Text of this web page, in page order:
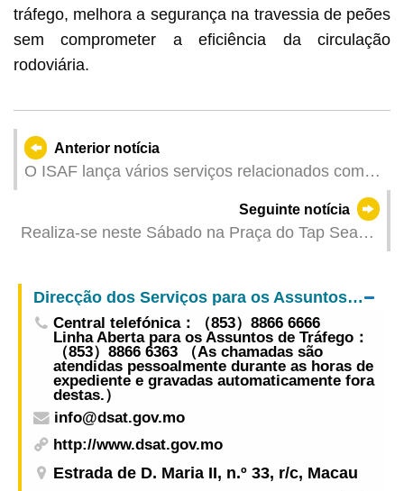
tráfego, melhora a segurança na travessia de peões
sem comprometer a eficiência da circulação
rodoviária.
Anterior notícia
O ISAF lança vários serviços relacionados com
Seguinte notícia
Realiza-se neste Sábado na Praça do Tap Seac o
Direcção dos Serviços para os Assuntos de Tráfego
Central telefónica：（853）8866 6666
Linha Aberta para os Assuntos de Tráfego：
（853）8866 6363 （As chamadas são
atendidas pessoalmente durante as horas de
expediente e gravadas automaticamente fora
destas.）
info@dsat.gov.mo
http://www.dsat.gov.mo
Estrada de D. Maria II, n.º 33, r/c, Macau